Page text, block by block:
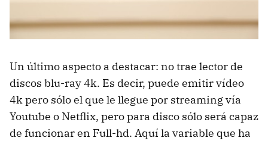
Un último aspecto a destacar: no trae lector de
discos blu-ray 4k. Es decir, puede emitir vídeo
4k pero sólo el que le llegue por streaming vía
Youtube o Netflix, pero para disco sólo será capaz
de funcionar en Full-hd. Aquí la variable que ha